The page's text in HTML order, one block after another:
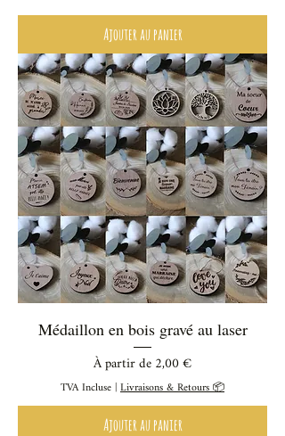
Ajouter au panier
Médaillon en bois gravé au laser
À partir de2,00 €
Prix promotionnel
TVA Incluse|Livraisons & Retours 📦
Ajouter au panier